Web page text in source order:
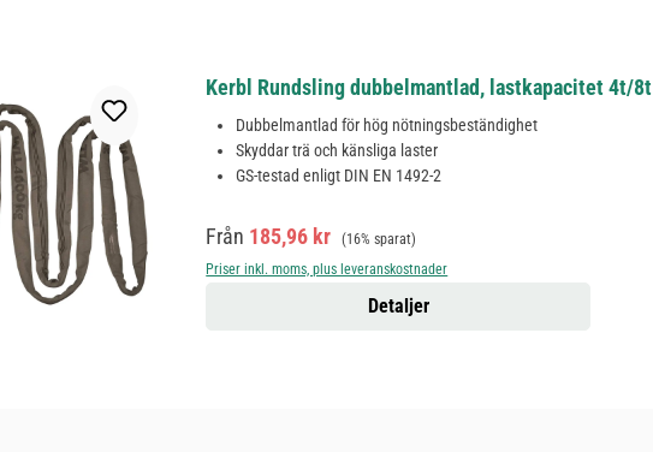
Kerbl Rundsling dubbelmantlad, lastkapacitet 4t/8t
Dubbelmantlad för hög nötningsbeständighet
Skyddar trä och känsliga laster
GS-testad enligt DIN EN 1492-2
Försäljningspris:
Från 185,96 kr Ordinarie pris:
(16% sparat)
Priser inkl. moms, plus leveranskostnader
Detaljer